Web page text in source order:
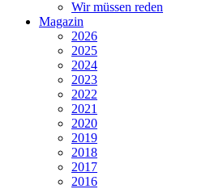
Wir müssen reden
Magazin
2026
2025
2024
2023
2022
2021
2020
2019
2018
2017
2016